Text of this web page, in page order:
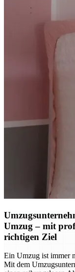
Umzug – mit
richtigen Ziel
Ein Umzug ist immer
Mit dem